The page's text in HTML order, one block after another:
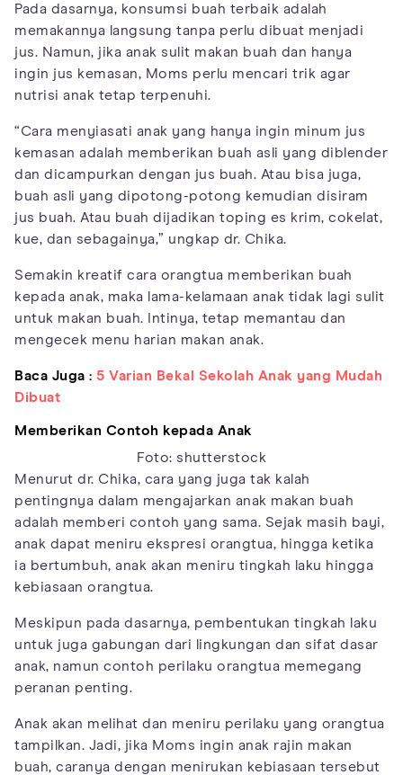
Pada dasarnya, konsumsi buah terbaik adalah
memakannya langsung tanpa perlu dibuat menjadi
jus. Namun, jika anak sulit makan buah dan hanya
ingin jus kemasan, Moms perlu mencari trik agar
nutrisi anak tetap terpenuhi.
“Cara menyiasati anak yang hanya ingin minum jus
kemasan adalah memberikan buah asli yang diblender
dan dicampurkan dengan jus buah. Atau bisa juga,
buah asli yang dipotong-potong kemudian disiram
jus buah. Atau buah dijadikan toping es krim, cokelat,
kue, dan sebagainya,” ungkap dr. Chika.
Semakin kreatif cara orangtua memberikan buah
kepada anak, maka lama-kelamaan anak tidak lagi sulit
untuk makan buah. Intinya, tetap memantau dan
mengecek menu harian makan anak.
Baca Juga : 5 Varian Bekal Sekolah Anak yang Mudah
Dibuat
Memberikan Contoh kepada Anak
Foto: shutterstock
Menurut dr. Chika, cara yang juga tak kalah
pentingnya dalam mengajarkan anak makan buah
adalah memberi contoh yang sama. Sejak masih bayi,
anak dapat meniru ekspresi orangtua, hingga ketika
ia bertumbuh, anak akan meniru tingkah laku hingga
kebiasaan orangtua.
Meskipun pada dasarnya, pembentukan tingkah laku
untuk juga gabungan dari lingkungan dan sifat dasar
anak, namun contoh perilaku orangtua memegang
peranan penting.
Anak akan melihat dan meniru perilaku yang orangtua
tampilkan. Jadi, jika Moms ingin anak rajin makan
buah, caranya dengan menirukan kebiasaan tersebut